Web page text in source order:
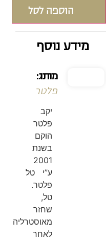
הוספה לסל
מידע נוסף
מותג:
פלטר
יקב
פלטר
הוקם
בשנת
2001
ע”י טל
פלטר.
טל,
שחזר
מאוסטרליה
לאחר